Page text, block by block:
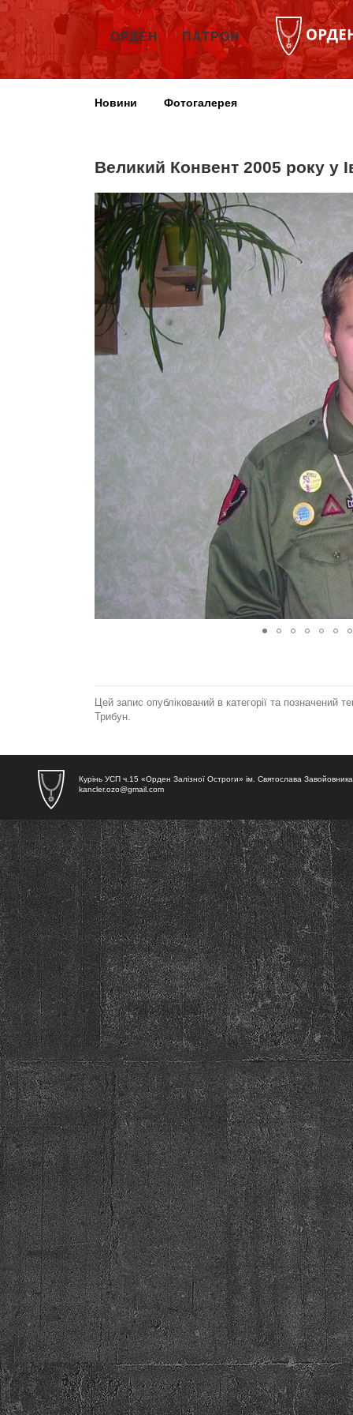
ОРДЕН ПАТРОН
Новини Фотогалерея
Великий Конвент 2005 року у
Цей запис опублікований в категорії та позначений
Трибун
Курінь УСП ч.15 «Орден Залізної Остроги» ім. Святослава Завойовника
kancler.ozo@gmail.com